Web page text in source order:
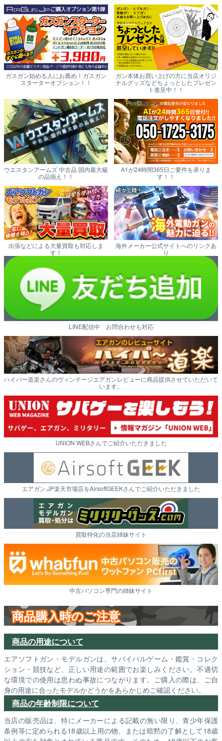
ガスガン始める人にお薦め！ガスガン
スターターオプション！！
ガン本体お買い上げの方に当店オリジ
ナルグッズなどちょっとしたプレゼン
ト進呈中！！
ウエスタンアームズ 中古品 国内最大級
の品揃え！！
A1が24時間365日ご要件を承りま
す！！
出張などによる大量買取も対応しま
す！
海外メーカー公式サイトへのリンクあ
り
LINE配信中 お問合わせも対応
ハイパー道楽さんのヴィンテージエアガンレビューに商品提供させていただいて
います。
UNION WEBさんでご紹介いただきました
エアガン.JP楽天市場店をAirsoftGEEKさんでご紹介いただきました
買取特化の当店姉妹サイト
中古パソコン専門の姉妹サイト
商品購入時のご注意
商品の用途について
エアソフトガン・モデルガンは、サバイバルゲーム・鑑賞・コレク
ション・競技など、正しい用途の範囲でお楽しみください。不適切
な環境での使用は思わぬ事故につながります。ご購入の際は、ご自
身の用途に合ったモデルかどうかをあらかじめご確認ください。
商品の年齢制限について
当店の販売品は、特にメーカーによる記載の無い限り、青少年保護
条例等に定められる18歳以上用の物、または暗黙の了解として18歳